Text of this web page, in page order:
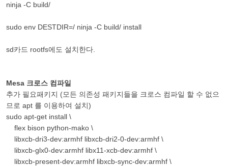
ninja -C build/
sudo env DESTDIR=/ ninja -C build/ install
sd카드 rootfs에도 설치한다.
Mesa 크로스 컴파일
추가 필요패키지 (모든 의존성 패키지들을 크로스 컴파일 할 수 없으
므로 apt 를 이용하여 설치)
sudo apt-get install \
flex bison python-mako \
libxcb-dri3-dev:armhf libxcb-dri2-0-dev:armhf \
libxcb-glx0-dev:armhf libx11-xcb-dev:armhf \
libxcb-present-dev:armhf libxcb-sync-dev:armhf \